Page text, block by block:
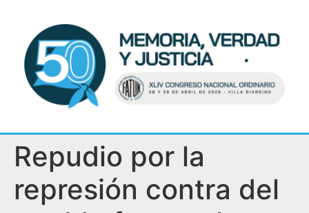
Repudio por la
represión contra del